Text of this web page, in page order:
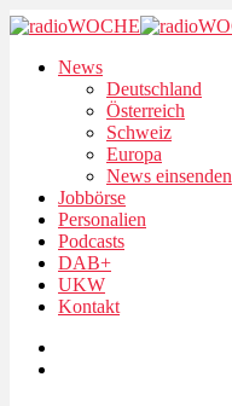
News
Deutschland
Österreich
Schweiz
Europa
News einsenden
Jobbörse
Personalien
Podcasts
DAB+
UKW
Kontakt